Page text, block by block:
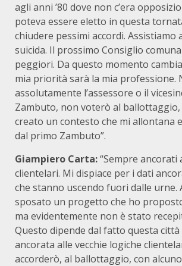
agli anni ’80 dove non c’era
poteva essere eletto in questa
chiudere pessimi accordi. Assistiamo
suicida. Il prossimo Consiglio
peggiori. Da questo momento
mia priorità sarà la mia professione.
assolutamente l’assessore o il
Zambuto, non voterò al ballottaggio,
creato un contesto che mi allontana
dal primo Zambuto”.
Giampiero Carta:“Sempre ancorati
clientelari. Mi dispiace per i dati
che stanno uscendo fuori dalle urne.
sposato un progetto che ho
ma evidentemente non è stato
Questo dipende dal fatto questa città
ancorata alle vecchie logiche
accorderò, al ballottaggio, con